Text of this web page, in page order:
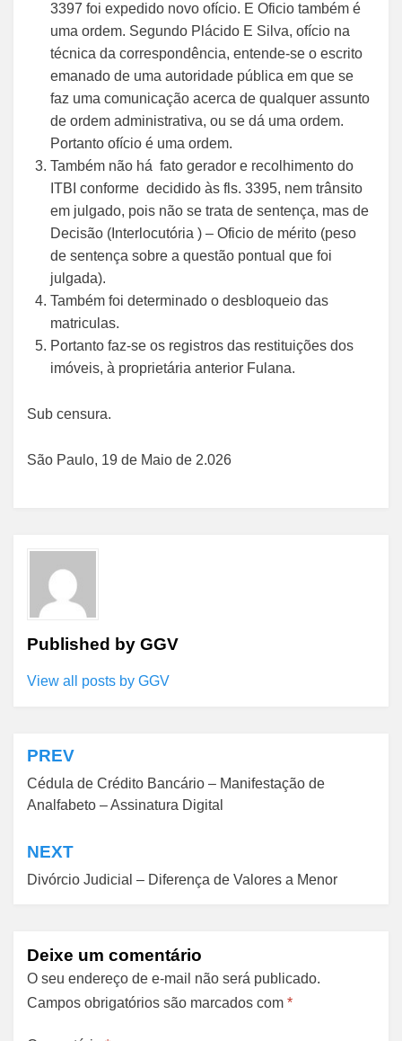
3397 foi expedido novo ofício. E Oficio também é
uma ordem. Segundo Plácido E Silva, ofício na
técnica da correspondência, entende-se o escrito
emanado de uma autoridade pública em que se
faz uma comunicação acerca de qualquer assunto
de ordem administrativa, ou se dá uma ordem.
Portanto ofício é uma ordem.
Também não há fato gerador e recolhimento do
ITBI conforme decidido às fls. 3395, nem trânsito
em julgado, pois não se trata de sentença, mas de
Decisão (Interlocutória ) – Oficio de mérito (peso
de sentença sobre a questão pontual que foi
julgada).
Também foi determinado o desbloqueio das
matriculas.
Portanto faz-se os registros das restituições dos
imóveis, à proprietária anterior Fulana.
Sub censura.
São Paulo, 19 de Maio de 2.026
Published by GGV
View all posts by GGV
Navegação
de
PREV
Cédula de Crédito Bancário – Manifestação de
Analfabeto – Assinatura Digital
NEXT
Divórcio Judicial – Diferença de Valores a Menor
Deixe um comentário
O seu endereço de e-mail não será publicado.
Campos obrigatórios são marcados com *